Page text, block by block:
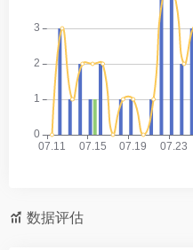
数据评估